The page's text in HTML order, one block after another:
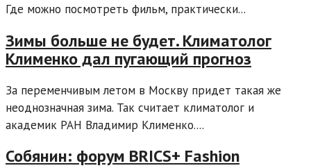
Где можно посмотреть фильм, практически...
Зимы больше не будет. Климатолог
Клименко дал пугающий прогноз
За переменчивым летом в Москву придет такая же
неоднозначная зима. Так считает климатолог и
академик РАН Владимир Клименко....
Собянин: форум BRICS+ Fashion